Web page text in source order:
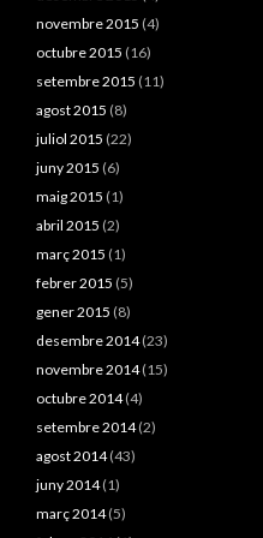
novembre 2015 (4)
octubre 2015 (16)
setembre 2015 (11)
agost 2015 (8)
juliol 2015 (22)
juny 2015 (6)
maig 2015 (1)
abril 2015 (2)
març 2015 (1)
febrer 2015 (5)
gener 2015 (8)
desembre 2014(23)
novembre 2014(15)
octubre 2014(4)
setembre 2014(2)
agost 2014(43)
juny 2014(1)
març 2014(5)